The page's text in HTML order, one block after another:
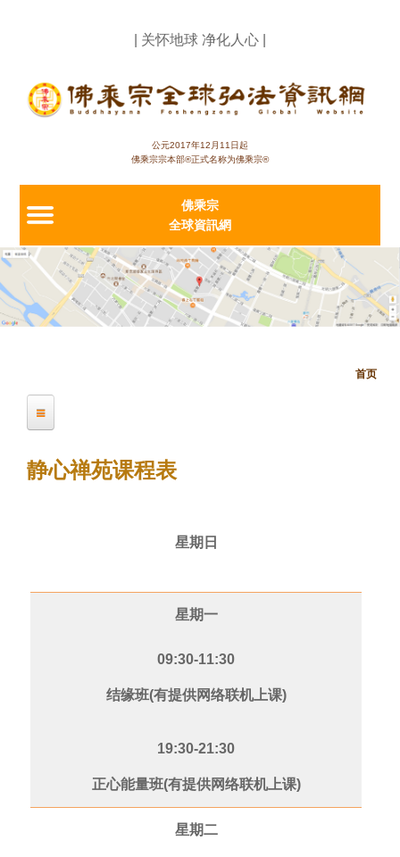
| 关怀地球 净化人心 |
公元2017年12月11日起
佛乘宗宗本部®正式名称为佛乘宗®
佛乘宗
全球資訊網
前
位
首页
静心禅苑课程表
星期日
星期一
09:30-11:30
结缘班(有提供网络联机上课)
19:30-21:30
正心能量班(有提供网络联机上课)
星期二